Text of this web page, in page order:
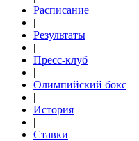
Расписание
|
Результаты
|
Пресс-клуб
|
Олимпийский бокс
|
История
|
Ставки